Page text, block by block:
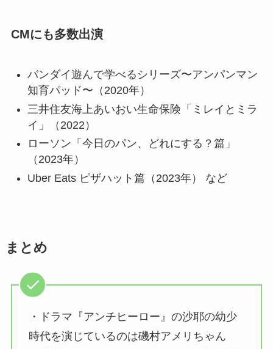
CMにも多数出演
バンダイ遊んで学べるシリーズ〜アンパンマン
知育パッド〜（2020年）
三井住友海上あいおい生命保険「ミレイとミラ
イ」（2022）
ローソン「今日のパン、どれにする？篇」
（2023年）
Uber Eats ピザハット篇（2023年） など
まとめ
・ドラマ『アンチヒーロー』の沙耶の幼少
時代を演じているのは磯村アメリちゃん